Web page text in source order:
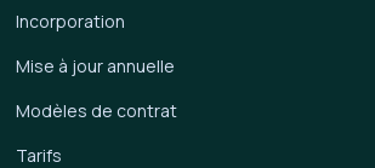
Incorporation
Mise à jour annuelle
Modèles de contrat
Tarifs